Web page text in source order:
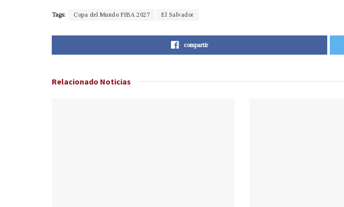
Tags: Copa del Mundo FIBA 2027 El Salvador
compartir
Relacionado Noticias